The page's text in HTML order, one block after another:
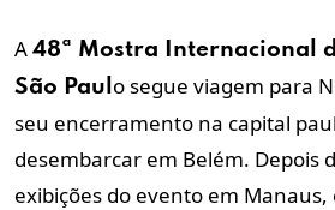
A 48ª Mostra Internacional
São Paul o segue viagem para
seu encerramento na capital
desembarcar em Belém. Depois
exibições do evento em